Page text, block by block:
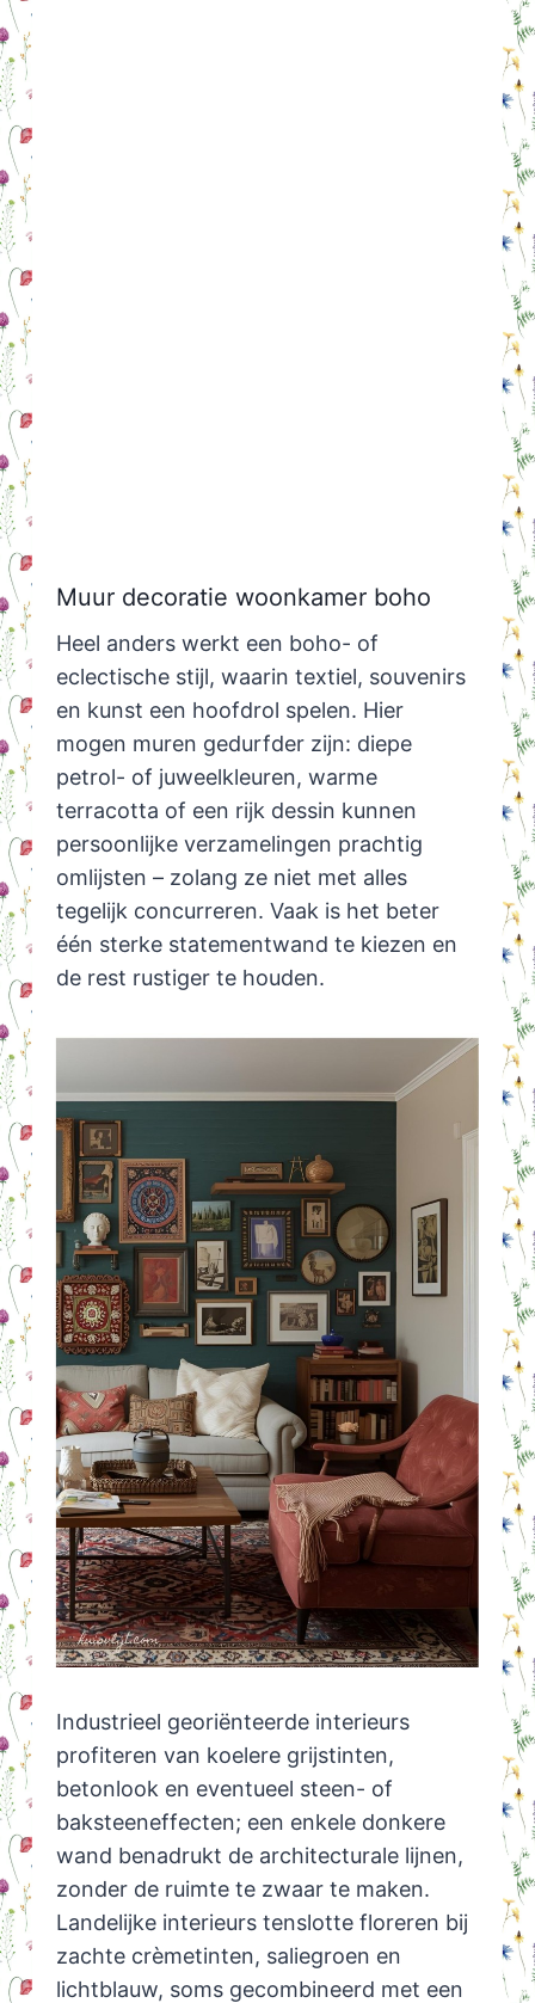
Muur decoratie woonkamer boho
Heel anders werkt een boho- of
eclectische stijl, waarin textiel, souvenirs
en kunst een hoofdrol spelen. Hier
mogen muren gedurfder zijn: diepe
petrol- of juweelkleuren, warme
terracotta of een rijk dessin kunnen
persoonlijke verzamelingen prachtig
omlijsten – zolang ze niet met alles
tegelijk concurreren. Vaak is het beter
één sterke statementwand te kiezen en
de rest rustiger te houden.
Industrieel georiënteerde interieurs
profiteren van koelere grijstinten,
betonlook en eventueel steen- of
baksteeneffecten; een enkele donkere
wand benadrukt de architecturale lijnen,
zonder de ruimte te zwaar te maken.
Landelijke interieurs tenslotte floreren bij
zachte crèmetinten, saliegroen en
lichtblauw, soms gecombineerd met een